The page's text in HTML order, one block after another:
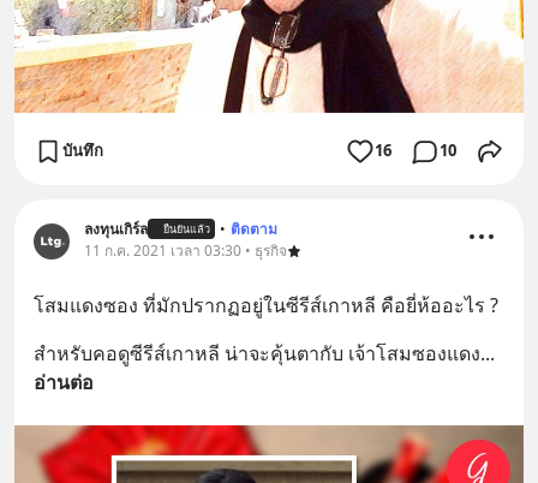
บันทึก 16 10
ลงทุนเกิร์ล ยืนยันแล้ว • ติดตาม
11 ก.ค. 2021 เวลา 03:30 • ธุรกิจ
โสมแดงซอง ที่มักปรากฏอยู่ในซีรีส์เกาหลี คือยี่ห้ออะไร ?
สำหรับคอดูซีรีส์เกาหลี น่าจะคุ้นตากับ เจ้าโสมซองแดง
อ่านต่อ